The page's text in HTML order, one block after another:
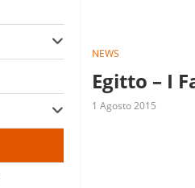
NEWS
Egitto – I
1 Agosto 2015